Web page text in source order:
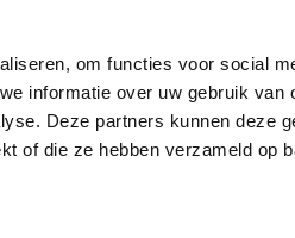
om functies voor social
informatie over uw gebruik van
Deze partners kunnen deze
of die ze hebben verzameld op